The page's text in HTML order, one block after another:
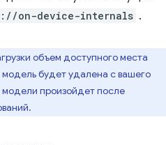
on-device-internals .
объем доступного места
будет удалена с вашего
модели произойдет после